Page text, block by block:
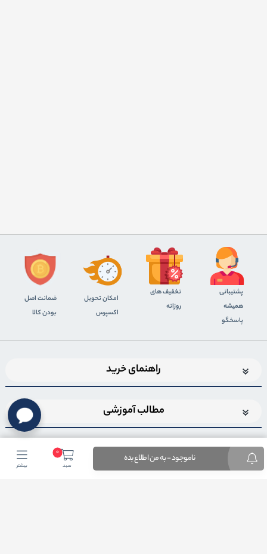
ناموجود - به من اطلاع بده 0
سبد بیشتر
پشتیبانی
همیشه
پاسخگو
تخفیف های
روزانه
اﻣﮑﺎن ﺗﺤﻮﯾﻞ
اﮐﺴﭙﺮس
ضمانت اصل
بودن کالا
راهنمای خرید
مطالب آموزشی